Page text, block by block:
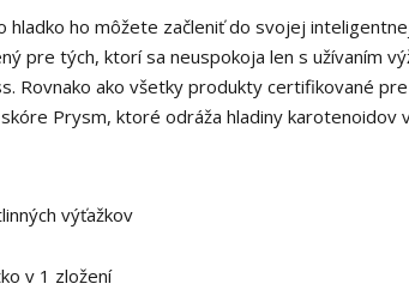
hladko ho môžete začleniť do svojej
pre tých, ktorí sa neuspokoja len s užívaním
Rovnako ako všetky produkty certifikované
Prysm, ktoré odráža hladiny karotenoidov
výťažkov
v 1 zložení